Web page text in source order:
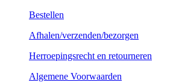
Bestellen
Afhalen/verzenden/bezorgen
Herroepingsrecht en retourneren
Algemene Voorwaarden